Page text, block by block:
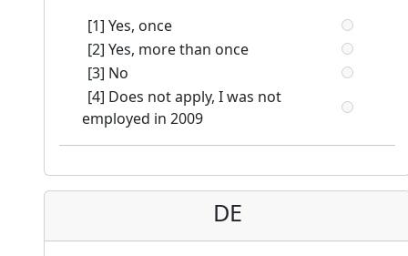
[1] Yes, once
[2] Yes, more than once
[3] No
[4] Does not apply, I was not
employed in 2009
DE